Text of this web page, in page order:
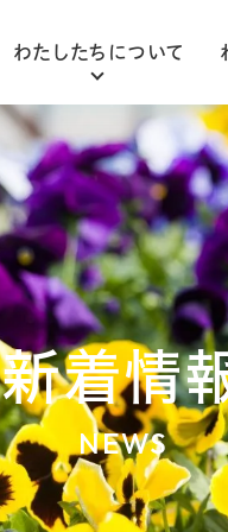
わたしたちについて
ごあいさつ
法人概要
組織図
新着情
NEWS